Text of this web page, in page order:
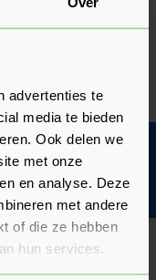
advertenties te
media te bieden
Ook delen we
met onze
en analyse. Deze
met andere
of die ze hebben
hun services.
niet nodig om de
ronde kanten niet
dan lopen de
een mooi effect. Wil
kies dan voor
gipsplaten